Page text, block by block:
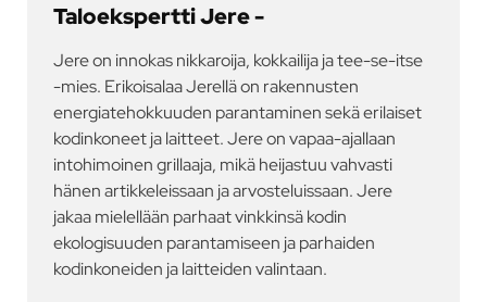
Taloekspertti Jere -
Jere on innokas nikkaroija, kokkailija ja tee-se-itse
-mies. Erikoisalaa Jerellä on rakennusten
energiatehokkuuden parantaminen sekä erilaiset
kodinkoneet ja laitteet. Jere on vapaa-ajallaan
intohimoinen grillaaja, mikä heijastuu vahvasti
hänen artikkeleissaan ja arvosteluissaan. Jere
jakaa mielellään parhaat vinkkinsä kodin
ekologisuuden parantamiseen ja parhaiden
kodinkoneiden ja laitteiden valintaan.